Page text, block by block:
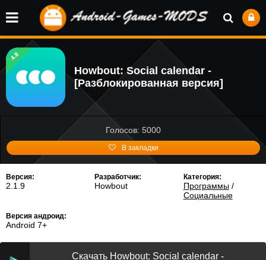
4.8
Howbout: Social calendar -
[Разблокированная версия]
Голосов: 5000
В закладки
Версия:
2.1.9
Разработчик:
Howbout
Категория:
Программы/
Социальные
Версия андроид:
Android 7+
Скачать Howbout: Social calendar -